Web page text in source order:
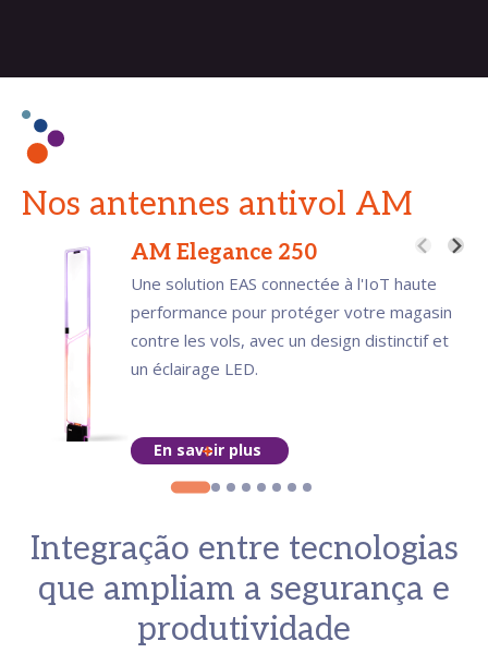
Nos antennes antivol AM
AM Elegance 250
Une solution EAS connectée à l'IoT haute
performance pour protéger votre magasin
contre les vols, avec un design distinctif et
un éclairage LED.
En savoir plus
Integração entre tecnologias
que ampliam a segurança e
produtividade